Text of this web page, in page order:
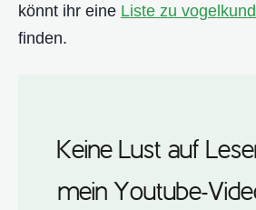
könnt ihr eine Liste zu
finden.
Keine Lust auf
mein Youtube-